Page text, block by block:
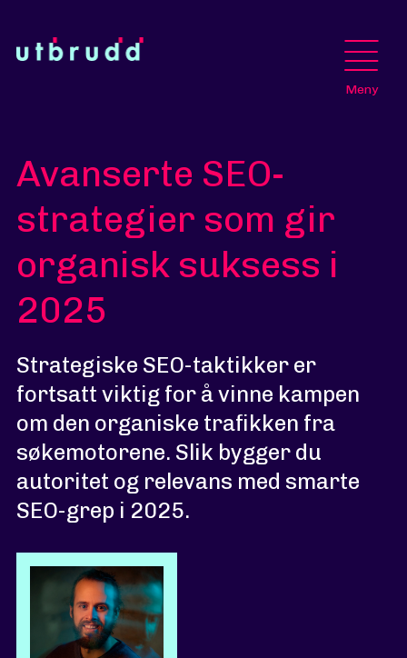
Meny
Avanserte SEO-
strategier som gir
organisk suksess i
2025
Strategiske SEO-taktikker er
fortsatt viktig for å vinne kampen
om den organiske trafikken fra
søkemotorene. Slik bygger du
autoritet og relevans med smarte
SEO-grep i 2025.